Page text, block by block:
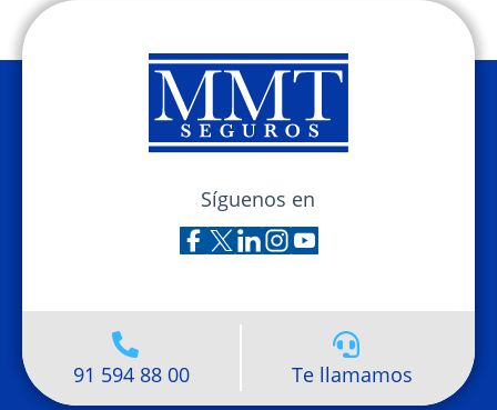
Síguenos en
91 594 88 00 Te llamamos